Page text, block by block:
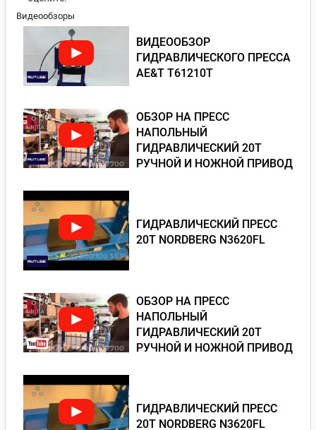
Видеообзоры
ВИДЕООБЗОР
ГИДРАВЛИЧЕСКОГО ПРЕССА
AE&T T61210T
ОБЗОР НА ПРЕСС
НАПОЛЬНЫЙ
ГИДРАВЛИЧЕСКИЙ 20Т
РУЧНОЙ И НОЖНОЙ ПРИВОД
ГИДРАВЛИЧЕСКИЙ ПРЕСС
20Т NORDBERG N3620FL
ОБЗОР НА ПРЕСС
НАПОЛЬНЫЙ
ГИДРАВЛИЧЕСКИЙ 20Т
РУЧНОЙ И НОЖНОЙ ПРИВОД
ГИДРАВЛИЧЕСКИЙ ПРЕСС
20Т NORDBERG N3620FL